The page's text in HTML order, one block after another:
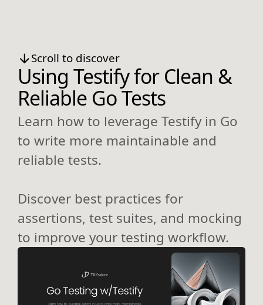
Scroll to discover
Using Testify for Clean &
Reliable Go Tests
Learn how to leverage Testify in Go
to write more maintainable and
reliable tests.
Discover best practices for
assertions, test suites, and mocking
to improve your testing workflow.